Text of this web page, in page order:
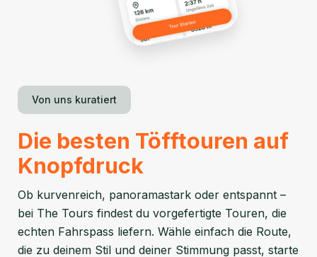
Von uns kuratiert
Die besten Töfftouren auf
Knopfdruck
Ob kurvenreich, panoramastark oder entspannt –
bei The Tours findest du vorgefertigte Touren, die
echten Fahrspass liefern. Wähle einfach die Route,
die zu deinem Stil und deiner Stimmung passt, starte